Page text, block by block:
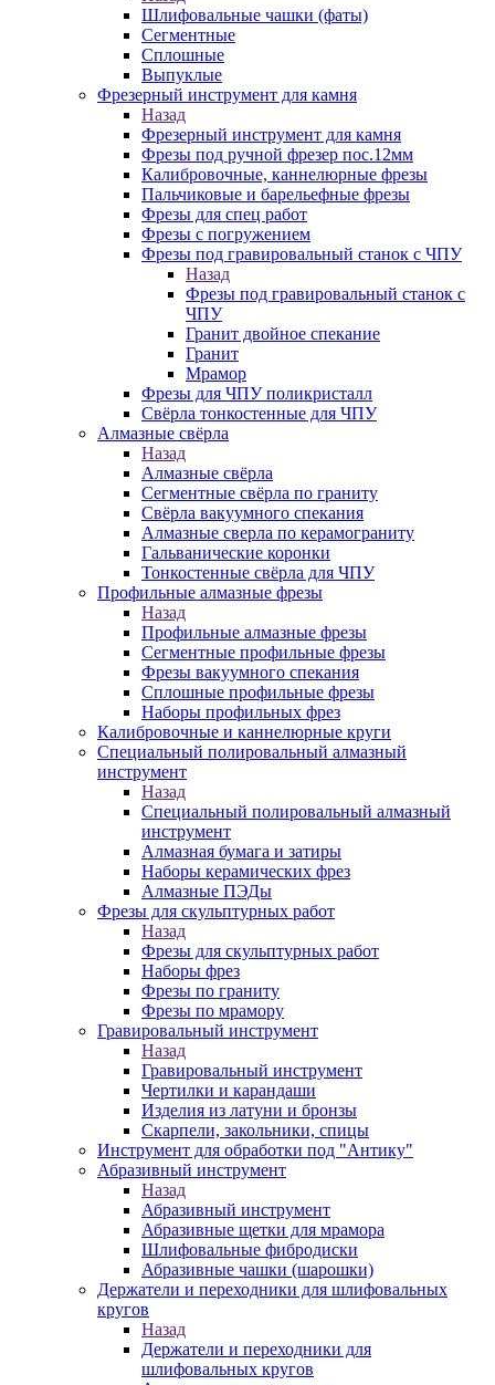
Шлифовальные чашки (фаты)
Сегментные
Сплошные
Выпуклые
Фрезерный инструмент для камня
Назад
Фрезерный инструмент для камня
Фрезы под ручной фрезер пос.12мм
Калибровочные, каннелюрные фрезы
Пальчиковые и барельефные фрезы
Фрезы для спец работ
Фрезы с погружением
Фрезы под гравировальный станок с ЧПУ
Назад
Фрезы под гравировальный станок с
ЧПУ
Гранит двойное спекание
Гранит
Мрамор
Фрезы для ЧПУ поликристалл
Свёрла тонкостенные для ЧПУ
Алмазные свёрла
Назад
Алмазные свёрла
Сегментные свёрла по граниту
Свёрла вакуумного спекания
Алмазные сверла по керамограниту
Гальванические коронки
Тонкостенные свёрла для ЧПУ
Профильные алмазные фрезы
Назад
Профильные алмазные фрезы
Сегментные профильные фрезы
Фрезы вакуумного спекания
Сплошные профильные фрезы
Наборы профильных фрез
Калибровочные и каннелюрные круги
Специальный полировальный алмазный
инструмент
Назад
Специальный полировальный алмазный
инструмент
Алмазная бумага и затиры
Наборы керамических фрез
Алмазные ПЭДы
Фрезы для скульптурных работ
Назад
Фрезы для скульптурных работ
Наборы фрез
Фрезы по граниту
Фрезы по мрамору
Гравировальный инструмент
Назад
Гравировальный инструмент
Чертилки и карандаши
Изделия из латуни и бронзы
Скарпели, закольники, спицы
Инструмент для обработки под "Антику"
Абразивный инструмент
Назад
Абразивный инструмент
Абразивные щетки для мрамора
Шлифовальные фибродиски
Абразивные чашки (шарошки)
Держатели и переходники для шлифовальных
кругов
Назад
Держатели и переходники для
шлифовальных кругов